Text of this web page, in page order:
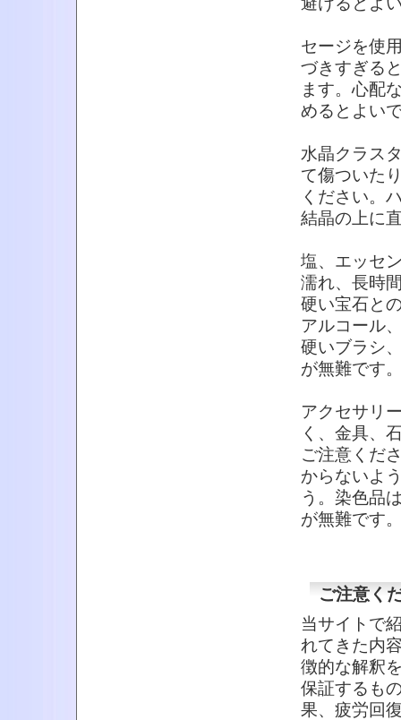
セージを使
づきすぎる
ます。心配
めるとよい
水晶クラス
て傷ついた
ください。
結晶の上に
塩、エッセ
濡れ、長時
硬い宝石と
アルコール
硬いブラシ
が無難です
アクセサリ
く、金具、
ご注意くだ
からないよ
う。染色品
が無難です
ご注意く
当サイトで
れてきた内
徴的な解釈
保証するも
果、疲労回